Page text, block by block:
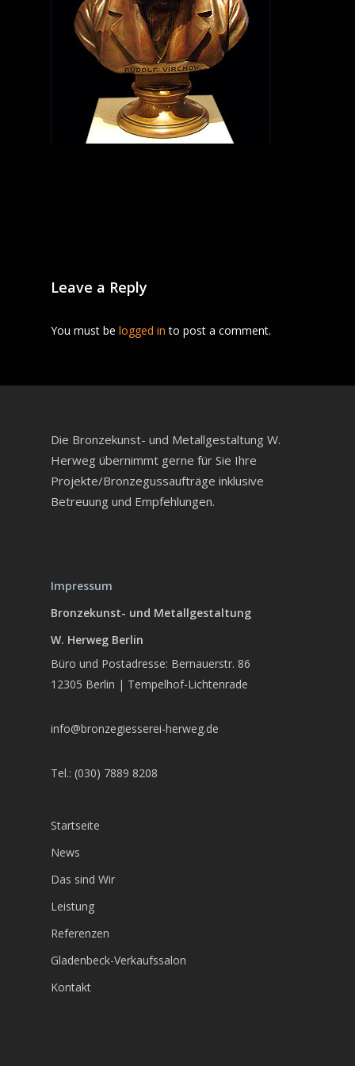
Leave a Reply
You must be logged in to post a comment.
Die Bronzekunst- und Metallgestaltung W.
Herweg übernimmt gerne für Sie Ihre
Projekte/Bronzegussaufträge inklusive
Betreuung und Empfehlungen.
Impressum
Bronzekunst- und Metallgestaltung
W. Herweg Berlin
Büro und Postadresse: Bernauerstr. 86
12305 Berlin | Tempelhof-Lichtenrade
info@bronzegiesserei-herweg.de
Tel.: (030) 7889 8208
Startseite
News
Das sind Wir
Leistung
Referenzen
Gladenbeck-Verkaufssalon
Kontakt